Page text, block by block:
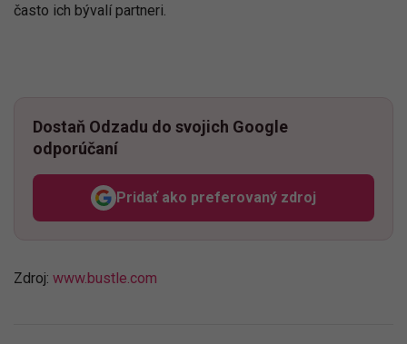
často ich bývalí partneri.
Dostaň Odzadu do svojich Google
odporúčaní
Pridať ako preferovaný zdroj
Odzadu, odkaz sa otvorí v
Zdroj: www.bustle.com